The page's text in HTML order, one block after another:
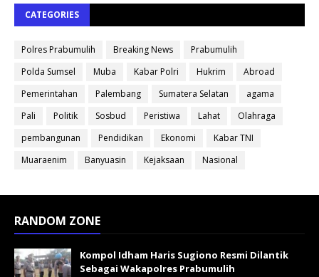
CATEGORIES
Polres Prabumulih Breaking News
Prabumulih
Polda Sumsel
Muba Kabar Polri Hukrim
Abroad
Pemerintahan
Palembang Sumatera Selatan
agama
Pali
Politik Sosbud Peristiwa Lahat
Olahraga
pembangunan
Pendidikan Ekonomi
Kabar TNI
Muaraenim
Banyuasin Kejaksaan Nasional
RANDOM ZONE
Kompol Idham Haris Sugiono Resmi Dilantik
Sebagai Wakapolres Prabumulih